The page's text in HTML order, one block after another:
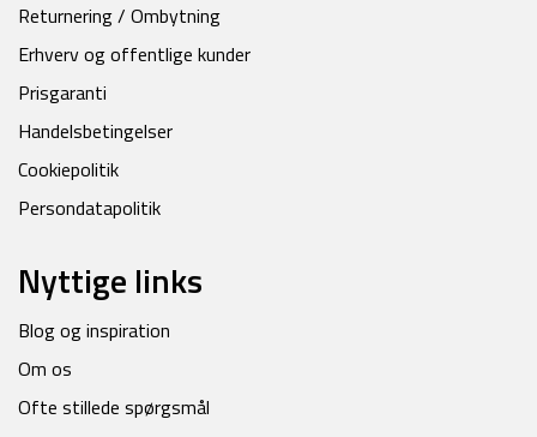
Returnering / Ombytning
Erhverv og offentlige kunder
Prisgaranti
Handelsbetingelser
Cookiepolitik
Persondatapolitik
Nyttige links
Blog og inspiration
Om os
Ofte stillede spørgsmål